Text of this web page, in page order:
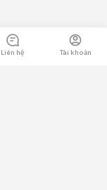
Liên hệ Tài khoản